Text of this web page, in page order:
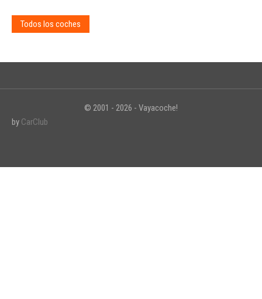
Todos los coches
© 2001 - 2026 - Vayacoche!
by CarClub